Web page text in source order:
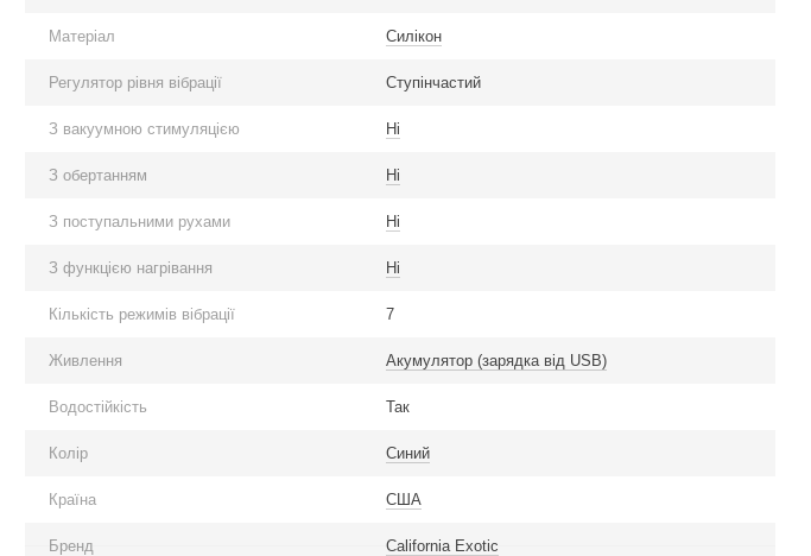
Матеріал Силікон
Регулятор рівня вібрації Ступінчастий
З вакуумною стимуляцією Ні
З обертанням Ні
З поступальними рухами Ні
З функцією нагрівання Ні
Кількість режимів вібрації 7
Живлення Акумулятор (зарядка від USB)
Водостійкість Так
Колір Синий
Країна США
Бренд California Exotic